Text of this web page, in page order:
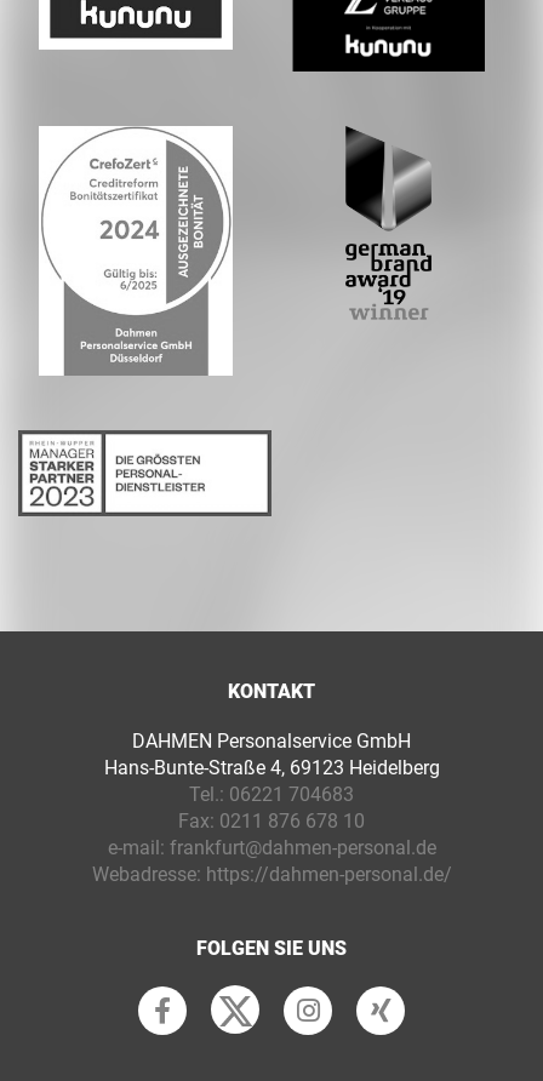
KONTAKT
DAHMEN Personalservice GmbH
Hans-Bunte-Straße 4, 69123 Heidelberg
Tel.: 06221 704683
Fax: 0211 876 678 10
e-mail: frankfurt@dahmen-personal.de
Webadresse: https://dahmen-personal.de/
FOLGEN SIE UNS